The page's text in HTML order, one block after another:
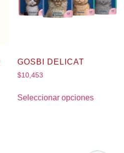
GOSBI DELICAT
$10,453
Seleccionar opciones